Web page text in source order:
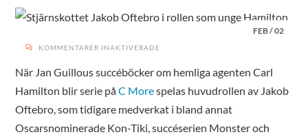
FEB/02
KOMMENTARER INAKTIVERADE
OFTEBRO
I
SOM
UNGE
När Jan Guillous succéböcker om hemliga agenten Carl
Hamilton blir serie påC Morespelas huvudrollen av Jakob
Oftebro, som tidigare medverkat i bland annat
Oscarsnominerade Kon-Tiki, succéserien Monster och